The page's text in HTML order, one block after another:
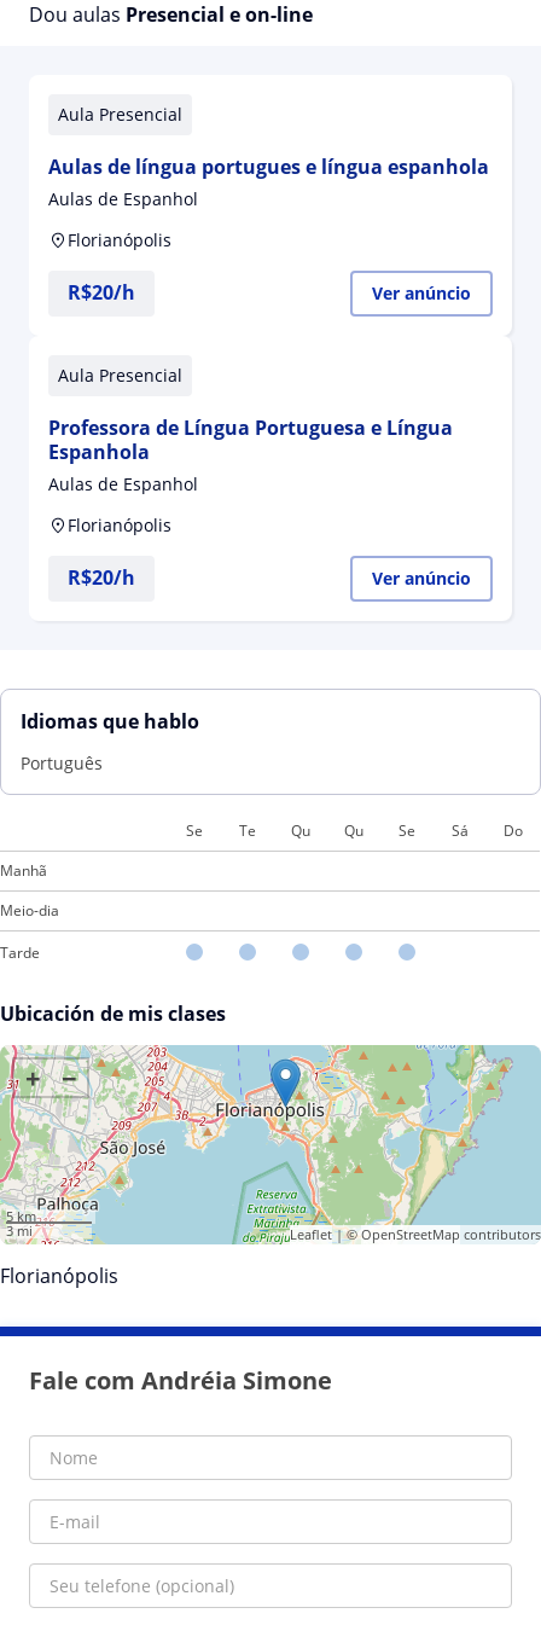
Dou aulas Presencial e on-line
Aula Presencial
Aulas de língua portugues e língua espanhola
Aulas de Espanhol
Florianópolis
R$20/h Ver anúncio
Aula Presencial
Professora de Língua Portuguesa e Língua
Espanhola
Aulas de Espanhol
Florianópolis
R$20/h Ver anúncio
Idiomas que hablo
Português
Se Te Qu Qu Se Sá
Do
Manhã
Meio-dia
Tarde
Ubicación de mis clases
+ −
5 km
3 mi
Leaflet| ©OpenStreetMap contributors
Florianópolis
Fale com Andréia Simone